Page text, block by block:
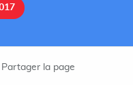
Partager la page